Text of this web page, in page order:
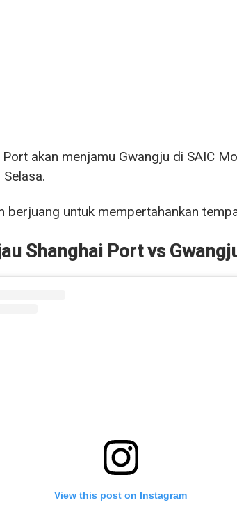
Port akan menjamu Gwangju di SAIC
berjuang untuk mempertahankan
Shanghai Port vs
View this post on Instagram